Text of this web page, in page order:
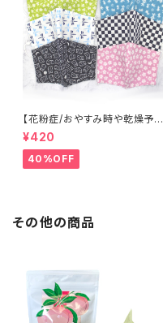
【花粉症/おやすみ時や乾燥予防
に】まめてぬぐいマスク
¥420
40%OFF
その他の商品